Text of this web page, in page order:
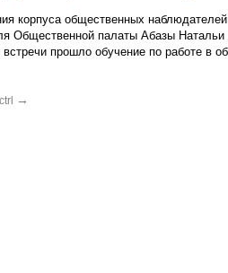
корпуса общественных
Общественной палаты Абазы
прошло обучение по работе в
ctrl
→